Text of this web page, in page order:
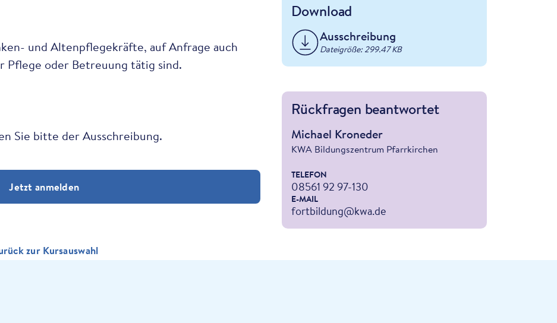
und Altenpflegekräfte, auf Anfrage auch
Pflege oder Betreuung tätig sind.
Sie bitte der Ausschreibung.
Jetzt anmelden
zur Kursauswahl
Download
Ausschreibung
Dateigröße: 299.47 KB
Rückfragen beantwortet
Michael Kroneder
KWA Bildungszentrum Pfarrkirchen
TELEFON
08561 92 97-130
E-MAIL
fortbildung@kwa.de